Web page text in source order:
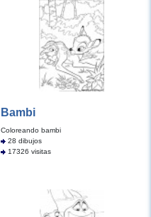
Bambi
Coloreando bambi
28 dibujos
17326 visitas